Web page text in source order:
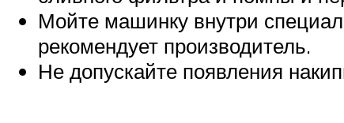
Мойте машинку внутри
рекомендует производитель.
Не допускайте появления